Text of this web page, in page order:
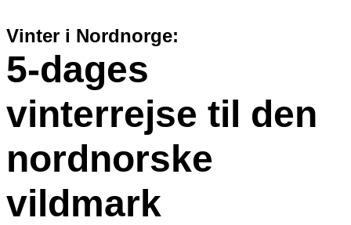
Vinter i Nordnorge:
5-dages
vinterrejse til den
nordnorske
vildmark